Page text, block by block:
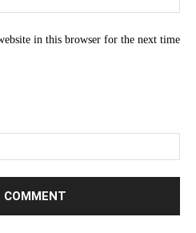
in this browser for the next time